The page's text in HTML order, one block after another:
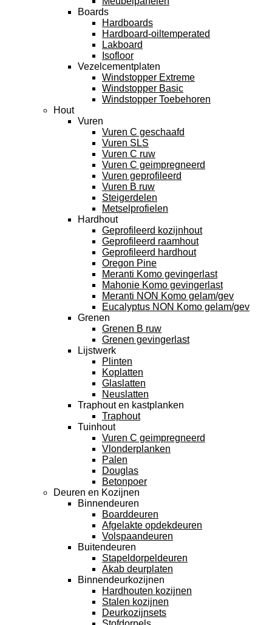
Boards
Hardboards
Hardboard-oiltemperated
Lakboard
Isofloor
Vezelcementplaten
Windstopper Extreme
Windstopper Basic
Windstopper Toebehoren
Hout
Vuren
Vuren C geschaafd
Vuren SLS
Vuren C ruw
Vuren C geimpregneerd
Vuren geprofileerd
Vuren B ruw
Steigerdelen
Metselprofielen
Hardhout
Geprofileerd kozijnhout
Geprofileerd raamhout
Geprofileerd hardhout
Oregon Pine
Meranti Komo gevingerlast
Mahonie Komo gevingerlast
Meranti NON Komo gelam/gev
Eucalyptus NON Komo gelam/gev
Grenen
Grenen B ruw
Grenen gevingerlast
Lijstwerk
Plinten
Koplatten
Glaslatten
Neuslatten
Traphout en kastplanken
Traphout
Tuinhout
Vuren C geimpregneerd
Vlonderplanken
Palen
Douglas
Betonpoer
Deuren en Kozijnen
Binnendeuren
Boarddeuren
Afgelakte opdekdeuren
Volspaandeuren
Buitendeuren
Stapeldorpeldeuren
Akab deurplaten
Binnendeurkozijnen
Hardhouten kozijnen
Stalen kozijnen
Deurkozijnsets